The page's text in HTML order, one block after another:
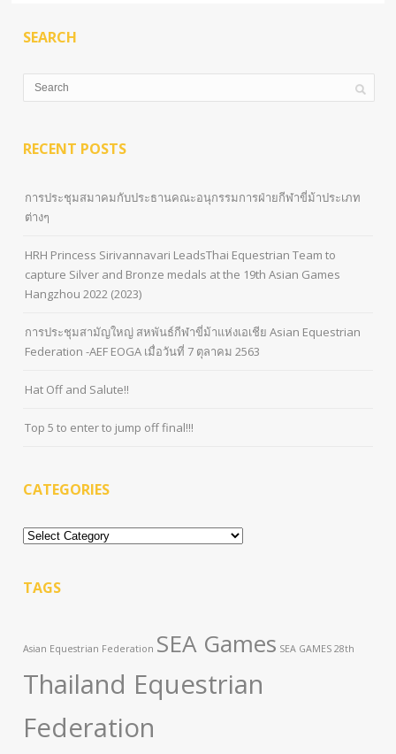
SEARCH
RECENT POSTS
การประชุมสมาคมกับประธานคณะอนุกรรมการฝ่ายกีฬาขี่ม้าประเภท
ต่างๆ
HRH Princess Sirivannavari LeadsThai Equestrian Team to
capture Silver and Bronze medals at the 19th Asian Games
Hangzhou 2022 (2023)
การประชุมสามัญใหญ่ สหพันธ์กีฬาขี่ม้าแห่งเอเชีย Asian Equestrian
Federation -AEF EOGA เมื่อวันที่ 7 ตุลาคม 2563
Hat Off and Salute!!
Top 5 to enter to jump off final!!!
CATEGORIES
Categories
TAGS
Asian Equestrian Federation SEA Games SEA GAMES 28th
Thailand Equestrian
Federation